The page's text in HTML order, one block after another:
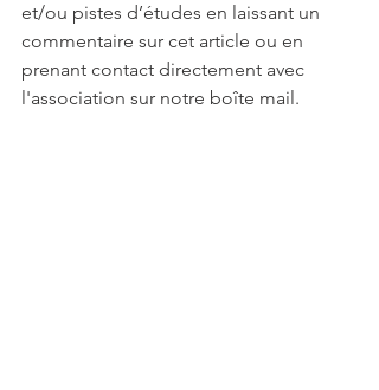
et/ou pistes d’études en laissant un
commentaire sur cet article ou en
prenant contact directement avec
l'association sur notre boîte mail.